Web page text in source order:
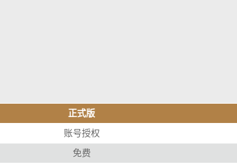
正式版
账号授权
免费